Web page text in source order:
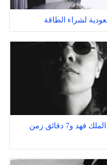
لشراء الطاقة
عاجل حركة انسيابية عبر جسر الملك فهد و7 دقائق زمن